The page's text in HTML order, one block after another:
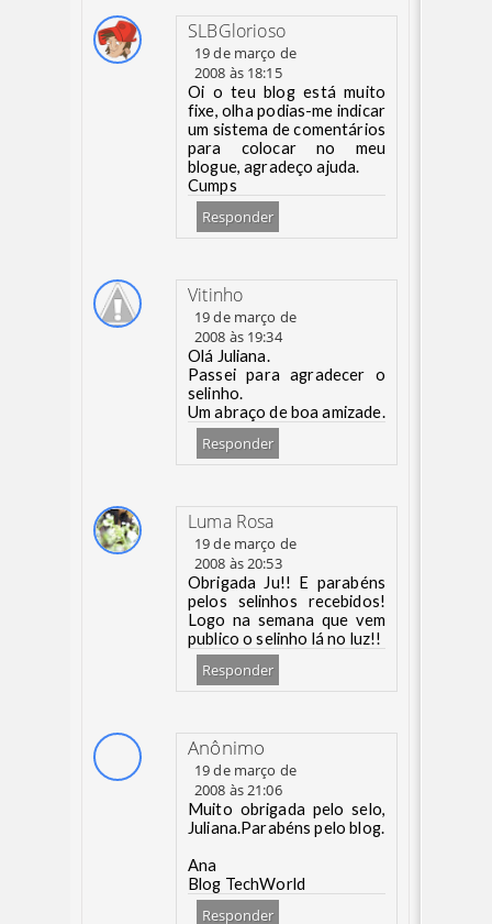
SLBGlorioso
19 de março de
2008 às 18:15
Oi o teu blog está muito
fixe, olha podias-me indicar
um sistema de comentários
para colocar no meu
blogue, agradeço ajuda.
Cumps
Responder
Vitinho
19 de março de
2008 às 19:34
Olá Juliana.
Passei para agradecer o
selinho.
Um abraço de boa amizade.
Responder
Luma Rosa
19 de março de
2008 às 20:53
Obrigada Ju!! E parabéns
pelos selinhos recebidos!
Logo na semana que vem
publico o selinho lá no luz!!
Responder
Anônimo
19 de março de
2008 às 21:06
Muito obrigada pelo selo,
Juliana.Parabéns pelo blog.
Ana
Blog TechWorld
Responder